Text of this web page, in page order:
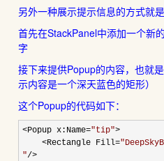
另外一种展示提示信息的方式就
首先在StackPanel中添加一个新
字
接下来提供Popup的内容，也就
示内容是一个深天蓝色的矩形）
这个Popup的代码如下：
<Popup x:Name="tip">
<Rectangle Fill="
"/>